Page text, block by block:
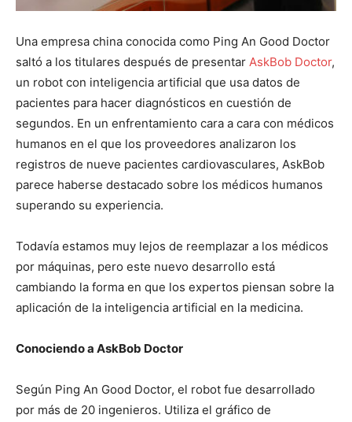
Una empresa china conocida como Ping An Good Doctor
saltó a los titulares después de presentar AskBob Doctor,
un robot con inteligencia artificial que usa datos de
pacientes para hacer diagnósticos en cuestión de
segundos. En un enfrentamiento cara a cara con médicos
humanos en el que los proveedores analizaron los
registros de nueve pacientes cardiovasculares, AskBob
parece haberse destacado sobre los médicos humanos
superando su experiencia.
Todavía estamos muy lejos de reemplazar a los médicos
por máquinas, pero este nuevo desarrollo está
cambiando la forma en que los expertos piensan sobre la
aplicación de la inteligencia artificial en la medicina.
Conociendo a AskBob Doctor
Según Ping An Good Doctor, el robot fue desarrollado
por más de 20 ingenieros. Utiliza el gráfico de